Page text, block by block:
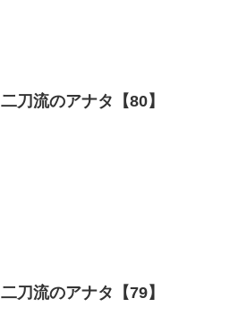
二刀流のアナタ【80】
二刀流のアナタ【79】